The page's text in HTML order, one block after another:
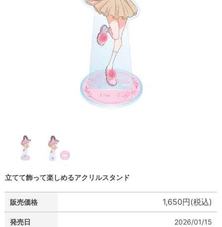
立てて飾って楽しめるアクリルスタンド
販売価格 1,650円(税込)
発売日 2026/01/15